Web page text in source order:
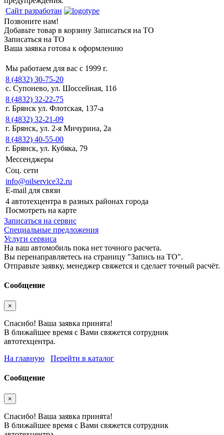
Сайт разработан
Позвоните нам!
Добавьте товар в корзину Записаться на ТО
Записаться на ТО
Ваша заявка готова к оформлению
Мы работаем для вас с 1999 г.
8 (4832) 30-75-20
с. Супонево, ул. Шоссейная, 11б
8 (4832) 32-22-75
г. Брянск ул. Флотская, 137-а
8 (4832) 32-21-09
г. Брянск, ул. 2-я Мичурина, 2а
8 (4832) 40-55-00
г. Брянск, ул. Кубяка, 79
Мессенджеры
Соц. сети
info@oilservice32.ru
E-mail для связи
4 автотехцентра в разных районах города
Посмотреть на карте
Записаться на сервис
Специальные предложения
Услуги сервиса
На ваш автомобиль пока нет точного расчета.
Вы перенаправляетесь на страницу "Запись на ТО".
Отправьте заявку, менеджер свяжется и сделает точный расчёт.
Сообщение
×
Спасибо! Ваша заявка принята!
В ближайшее время с Вами свяжется сотрудник
автотехцентра.
На главную
Перейти в каталог
Сообщение
×
Спасибо! Ваша заявка принята!
В ближайшее время с Вами свяжется сотрудник